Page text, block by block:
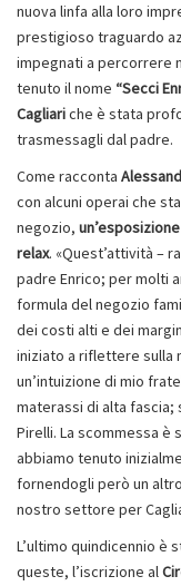
nuova linfa alla loro
prestigioso traguardo
impegnati a percorrere
tenuto il nome “Secci
Cagliariche è stata
trasmessagli dal padre.
Come racconta
con alcuni operai che
negozio,
relax. «Quest’attività –
padre Enrico; per molti
formula del negozio
dei costi alti e dei
iniziato a riflettere sulla
un’intuizione di mio
materassi di alta fascia;
Pirelli. La scommessa
abbiamo tenuto
fornendogli però un
nostro settore per
L’ultimo quindicennio è
queste, l’iscrizione al